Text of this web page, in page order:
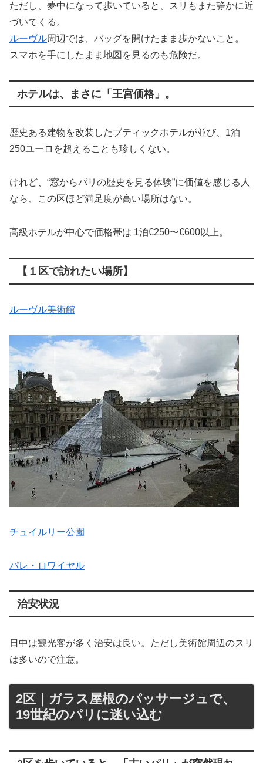
ただし、夢中になって歩いていると、スリもまた静かに近
づいてくる。
ルーヴル周辺では、バッグを開けたまま歩かないこと。
スマホを手にしたまま地図を見るのも危険だ。
ホテルは、まさに「王宮価格」。
歴史ある建物を改装したブティックホテルが並び、1泊
250ユーロを超えることも珍しくない。
けれど、“窓からパリの歴史を見る体験”に価値を感じる人
なら、この区ほど満足度が高い場所はない。
高級ホテルが中心で価格帯は 1泊€250〜€600以上。
【１区で訪れたい場所】
ルーヴル美術館
チュイルリー公園
パレ・ロワイヤル
治安状況
日中は観光客が多く治安は良い。ただし美術館周辺のスリ
は多いので注意。
2区｜ガラス屋根のパッサージュで、
19世紀のパリに迷い込む